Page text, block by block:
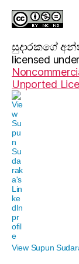
සුදාරක‍ගේ
licensed
Unported
View Supun